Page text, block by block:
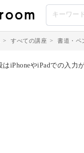
> すべての講座 > 書道・ペ